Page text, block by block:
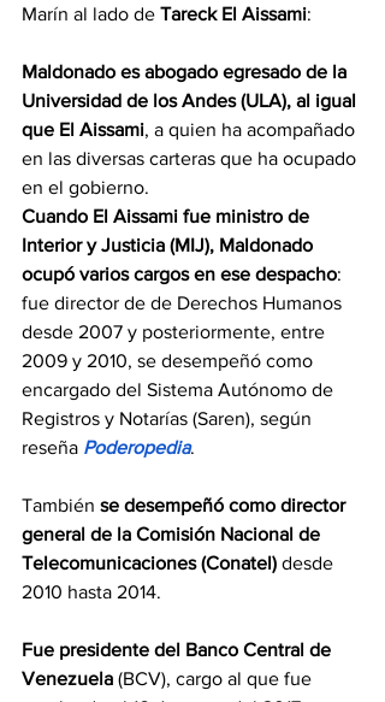
Marín al lado de Tareck El Aissami:
Maldonado es abogado egresado de la
Universidad de los Andes (ULA), al igual
que El Aissami, a quien ha acompañado
en las diversas carteras que ha ocupado
en el gobierno.
Cuando El Aissami fue ministro de
Interior y Justicia (MIJ), Maldonado
ocupó varios cargos en ese despacho:
fue director de de Derechos Humanos
desde 2007 y posteriormente, entre
2009 y 2010, se desempeñó como
encargado del Sistema Autónomo de
Registros y Notarías (Saren), según
reseña Poderopedia.
También se desempeñó como director
general de la Comisión Nacional de
Telecomunicaciones (Conatel) desde
2010 hasta 2014.
Fue presidente del Banco Central de
Venezuela (BCV), cargo al que fue